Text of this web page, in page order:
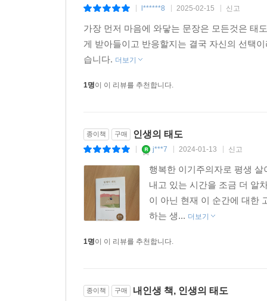
l******8 2025-02-15 신고
가장 먼저 마음에 와닿는 문장은 모든것은 태
게 받아들이고 반응할지는 결국 자신의 선택
습니다. 더보기
1명이 이 리뷰를 추천합니다.
종이책 구매 인생의 태도
j***7 2024-01-13 신고
행복한 이기주의자로 평생
내고 있는 시간을 조금 더 알
이 아닌 현재 이 순간에 대한
하는 생... 더보기
1명이 이 리뷰를 추천합니다.
종이책 구매 내인생 책, 인생의 태도